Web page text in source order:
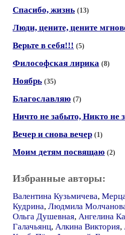
Спасибо, жизнь (13)
Люди, цените, цените
Верьте в себя!!! (5)
Философская лирика (8)
Ноябрь (35)
Благославляю (7)
Ничто не забыто, Никто не
Вечер и снова вечер (1)
Моим детям посвящаю (2)
Избранные авторы:
Валентина Кузьмичева,
Кудрина, Людмила
Ольга Душевная, Ангелина
Галачьянц, Алкина Виктория,